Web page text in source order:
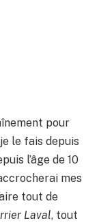
pour
le fais depuis
l’âge de 10
mes
tout de
Laval, tout